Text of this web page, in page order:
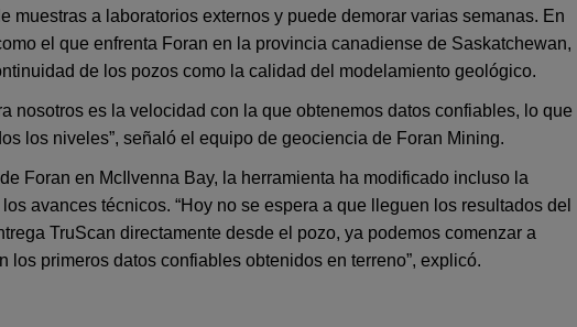
muestras a laboratorios externos y puede demorar varias semanas. En
el que enfrenta Foran en la provincia canadiense de Saskatchewan,
de los pozos como la calidad del modelamiento geológico.
nosotros es la velocidad con la que obtenemos datos confiables, lo que
los niveles”, señaló el equipo de geociencia de Foran Mining.
Foran en McIlvenna Bay, la herramienta ha modificado incluso la
avances técnicos. “Hoy no se espera a que lleguen los resultados del
TruScan directamente desde el pozo, ya podemos comenzar a
los primeros datos confiables obtenidos en terreno”, explicó.